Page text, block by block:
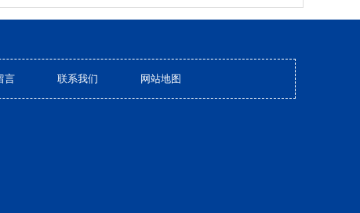
言 联系我们 网站地图